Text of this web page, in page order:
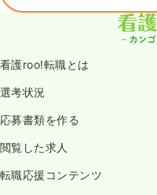
看護roo!転職とは
選考状況
応募書類を作る
閲覧した求人
転職応援コンテンツ